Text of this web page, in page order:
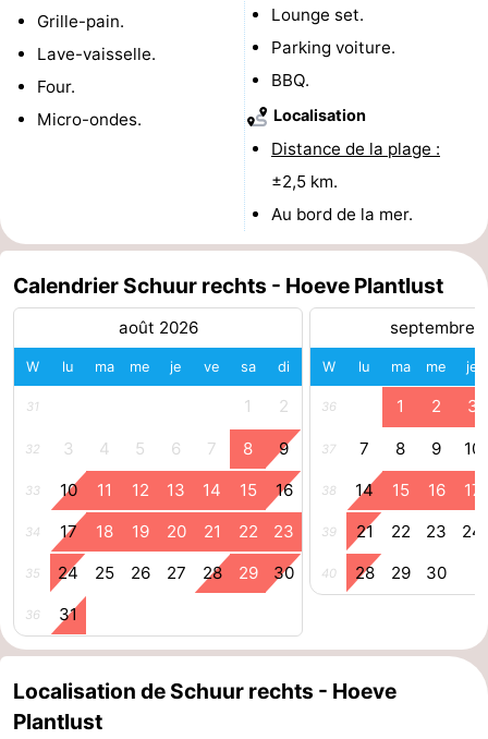
Nature
Météo
Grille-pain.
Lave-vaisselle.
Four.
Micro-ondes.
Lounge set.
Parking voiture.
BBQ.
Localisation
Distance de la plage :
±2,5 km.
Au bord de la mer.
Calendrier Schuur rechts - Hoeve Plantlust
août 2026
W lu ma me je ve sa di
31 1 2
32 3 4 5 6 7 8 9
33 10 11 12 13 14 15 16
34 17 18 19 20 21 22 23
35 24 25 26 27 28 29 30
36 31
septembre
W lu ma me je
36 1 2 3
37 7 8 9 10
38 14 15 16 17
39 21 22 23 24
40 28 29 30
Localisation de Schuur rechts - Hoeve
Plantlust